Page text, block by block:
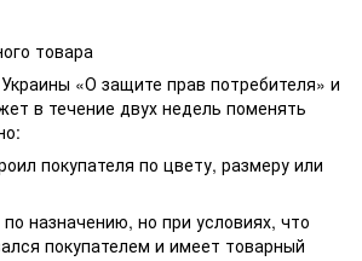
товара
«О защите прав потребителя» и
в течение двух недель поменять
покупателя по цвету, размеру или
назначению, но при условиях, что
покупателем и имеет товарный